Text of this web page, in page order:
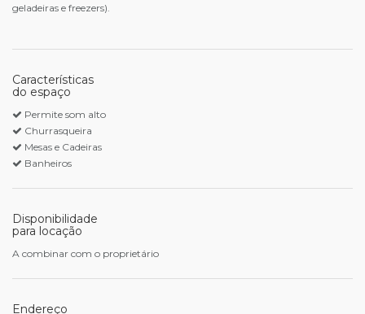
geladeiras e freezers).
Características
do espaço
Permite som alto
Churrasqueira
Mesas e Cadeiras
Banheiros
Disponibilidade
para locação
A combinar com o proprietário
Endereço